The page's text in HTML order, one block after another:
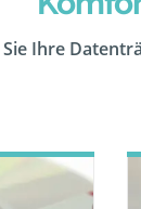
Ihre